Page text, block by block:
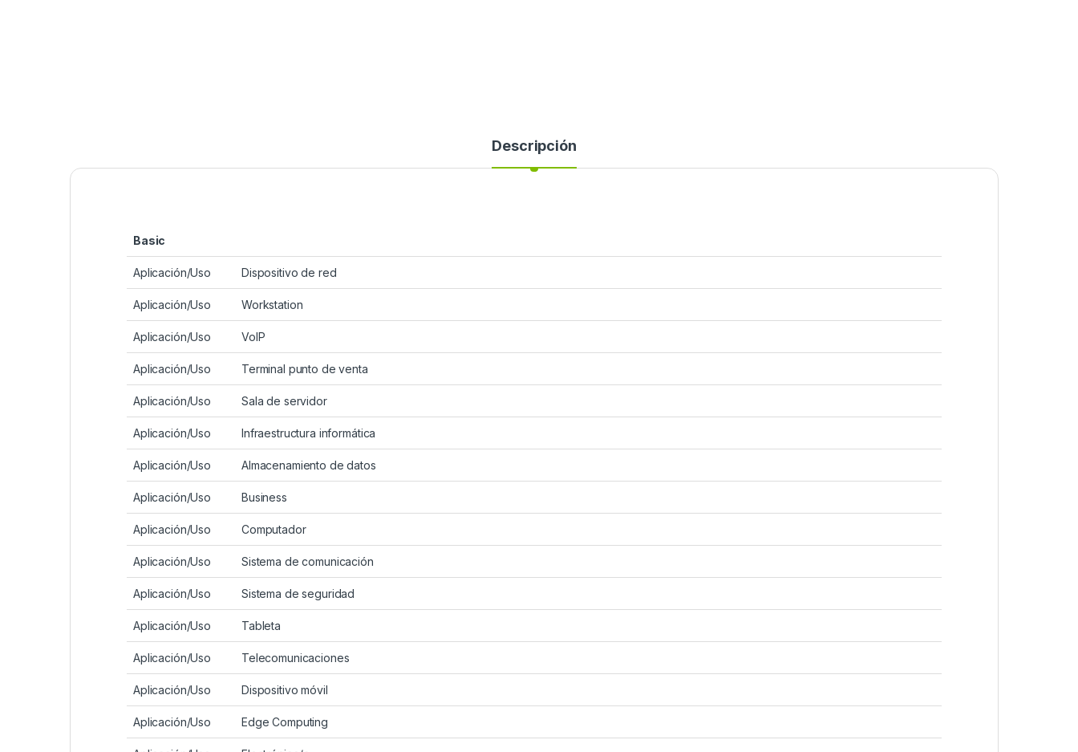
Descripción
Basic
Aplicación/Uso Dispositivo de red
Aplicación/Uso Workstation
Aplicación/Uso VoIP
Aplicación/Uso Terminal punto de venta
Aplicación/Uso Sala de servidor
Aplicación/Uso Infraestructura informática
Aplicación/Uso Almacenamiento de datos
Aplicación/Uso Business
Aplicación/Uso Computador
Aplicación/Uso Sistema de comunicación
Aplicación/Uso Sistema de seguridad
Aplicación/Uso Tableta
Aplicación/Uso Telecomunicaciones
Aplicación/Uso Dispositivo móvil
Aplicación/Uso Edge Computing